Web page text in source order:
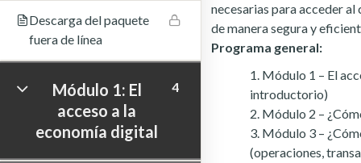
Descarga del paquete
fuera de línea
Módulo 1: El
acceso a la
economía digital
4
necesarias para acceder
de manera segura y
Programa general:
Módulo 1 – El
introductorio)
Módulo 2 –
Módulo 3 –
(operaciones,